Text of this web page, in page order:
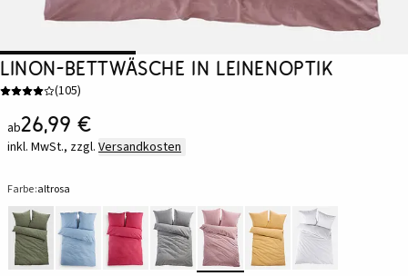
Linon-Bettwäsche in Leinenoptik
(105)
ab26,99 €
inkl. MwSt., zzgl. Versandkosten
Farbe:altrosa